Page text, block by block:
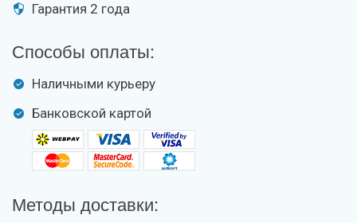
Гарантия 2 года
Способы оплаты:
Наличными курьеру
Банковской картой
Методы доставки: